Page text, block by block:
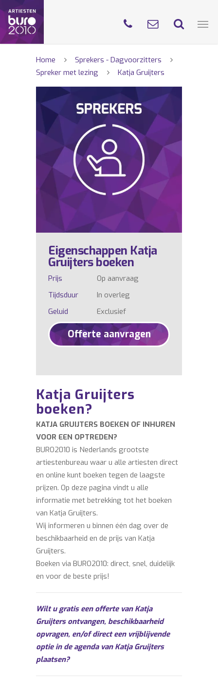
Home
Sprekers - Dagvoorzitters
Spreker met lezing
Katja Gruijters
Eigenschappen Katja
Gruijters boeken
Prijs
Op aanvraag
Tijdsduur
In overleg
Geluid
Exclusief
Offerte aanvragen
Katja Gruijters
boeken?
KATJA GRUIJTERS BOEKEN OF INHUREN
VOOR EEN OPTREDEN?
BURO2010 is Nederlands grootste
artiestenbureau waar u alle artiesten direct
en online kunt boeken tegen de laagste
prijzen. Op deze pagina vindt u alle
informatie met betrekking tot het boeken
van Katja Gruijters.
Wij informeren u binnen één dag over de
beschikbaarheid en de prijs van Katja
Gruijters.
Boeken via BURO2010: direct, snel, duidelijk
en voor de beste prijs!
Wilt u gratis een offerte van Katja
Gruijters ontvangen, beschikbaarheid
opvragen, en/of direct een vrijblijvende
optie in de agenda van Katja Gruijters
plaatsen?